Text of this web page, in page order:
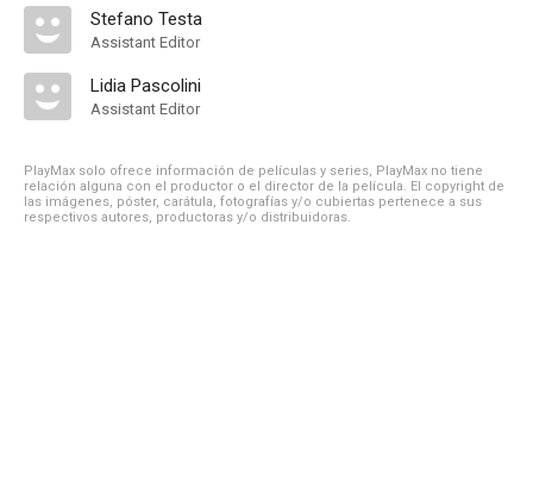
Stefano Testa
Assistant Editor
Lidia Pascolini
Assistant Editor
PlayMax solo ofrece información de películas y series, PlayMax no tiene
relación alguna con el productor o el director de la película. El copyright de
las imágenes, póster, carátula, fotografías y/o cubiertas pertenece a sus
respectivos autores, productoras y/o distribuidoras.